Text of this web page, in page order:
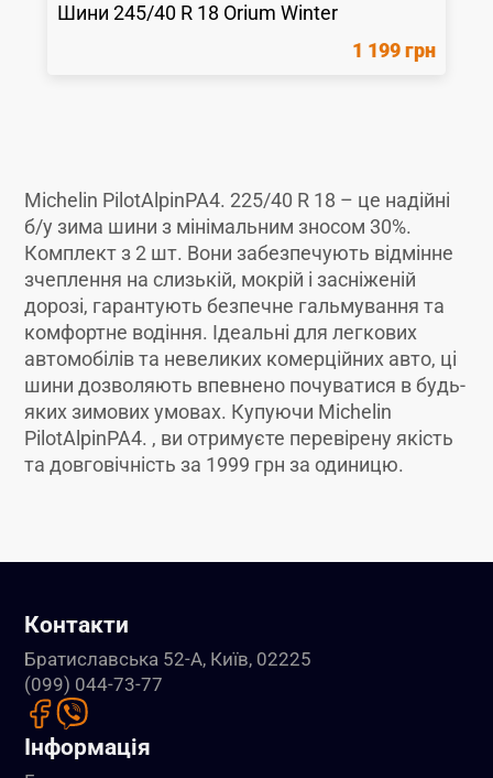
Шини245/40 R 18 Orium Winter
1 199 грн
Michelin PilotAlpinPA4. 225/40 R 18 – це надійні
б/у зима шини з мінімальним зносом 30%.
Комплект з 2 шт. Вони забезпечують відмінне
зчеплення на слизькій, мокрій і засніженій
дорозі, гарантують безпечне гальмування та
комфортне водіння. Ідеальні для легкових
автомобілів та невеликих комерційних авто, ці
шини дозволяють впевнено почуватися в будь-
яких зимових умовах. Купуючи Michelin
PilotAlpinPA4. , ви отримуєте перевірену якість
та довговічність за 1999 грн за одиницю.
Контакти
Братиславська 52-А, Київ, 02225
(099) 044-73-77
Інформація